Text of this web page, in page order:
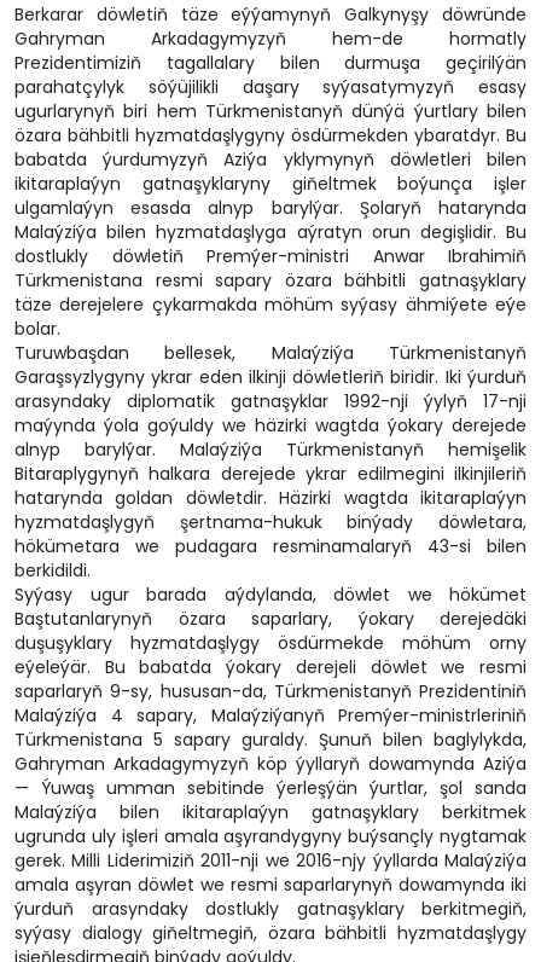
Berkarar döwletiň täze eýýamynyň Galkynyşy döwründe
Gahryman Arkadagymyzyň hem-de hormatly
Prezidentimiziň tagallalary bilen durmuşa geçirilýän
parahatçylyk söýüjilikli daşary syýasatymyzyň esasy
ugurlarynyň biri hem Türkmenistanyň dünýä ýurtlary bilen
özara bähbitli hyzmatdaşlygyny ösdürmekden ybaratdyr. Bu
babatda ýurdumyzyň Aziýa yklymynyň döwletleri bilen
ikitaraplaýyn gatnaşyklaryny giňeltmek boýunça işler
ulgamlaýyn esasda alnyp barylýar. Şolaryň hatarynda
Malaýziýa bilen hyzmatdaşlyga aýratyn orun degişlidir. Bu
dostlukly döwletiň Premýer-ministri Anwar Ibrahimiň
Türkmenistana resmi sapary özara bähbitli gatnaşyklary
täze derejelere çykarmakda möhüm syýasy ähmiýete eýe
bolar.
Turuwbaşdan bellesek, Malaýziýa Türkmenistanyň
Garaşsyzlygyny ykrar eden ilkinji döwletleriň biridir. Iki ýurduň
arasyndaky diplomatik gatnaşyklar 1992-nji ýylyň 17-nji
maýynda ýola goýuldy we häzirki wagtda ýokary derejede
alnyp barylýar. Malaýziýa Türkmenistanyň hemişelik
Bitaraplygynyň halkara derejede ykrar edilmegini ilkinjileriň
hatarynda goldan döwletdir. Häzirki wagtda ikitaraplaýyn
hyzmatdaşlygyň şertnama-hukuk binýady döwletara,
hökümetara we pudagara resminamalaryň 43-si bilen
berkidildi.
Syýasy ugur barada aýdylanda, döwlet we hökümet
Baştutanlarynyň özara saparlary, ýokary derejedäki
duşuşyklary hyzmatdaşlygy ösdürmekde möhüm orny
eýeleýär. Bu babatda ýokary derejeli döwlet we resmi
saparlaryň 9-sy, hususan-da, Türkmenistanyň Prezidentiniň
Malaýziýa 4 sapary, Malaýziýanyň Premýer-ministrleriniň
Türkmenistana 5 sapary guraldy. Şunuň bilen baglylykda,
Gahryman Arkadagymyzyň köp ýyllaryň dowamynda Aziýa
— Ýuwaş umman sebitinde ýerleşýän ýurtlar, şol sanda
Malaýziýa bilen ikitaraplaýyn gatnaşyklary berkitmek
ugrunda uly işleri amala aşyrandygyny buýsançly nygtamak
gerek. Milli Liderimiziň 2011-nji we 2016-njy ýyllarda Malaýziýa
amala aşyran döwlet we resmi saparlarynyň dowamynda iki
ýurduň arasyndaky dostlukly gatnaşyklary berkitmegiň,
syýasy dialogy giňeltmegiň, özara bähbitli hyzmatdaşlygy
işjeňleşdirmegiň binýady goýuldy.